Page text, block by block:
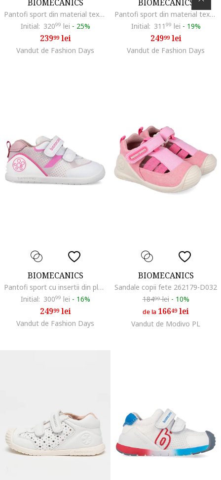
BIOMECANICS
Pantofi sport din material textil cu garnituri de piele, Alb murdar/Albastru deschis/Roz prafuit
Initial: 32099 lei - 25%
23999lei
Vandut de Fashion Days
BIOMECANICS
Pantofi sport din material textil cu garnituri de piele, Alb/Albastru
Initial: 311 99 lei - 19%
24999lei
Vandut de Fashion Days
BIOMECANICS
Pantofi sport cu insertii din plasa si velcro, Fucsia/Maro taupe deschis/Alb murdar
Initial: 30099 lei - 16%
24999lei
Vandut de Fashion Days
BIOMECANICS
Sandale copii fete 262179-D032
18499lei - 10%
de la 16649lei
Vandut de Modivo PL